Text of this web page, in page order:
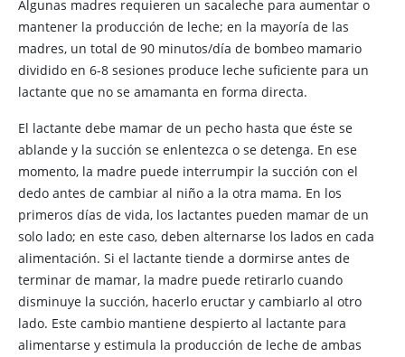
Algunas madres requieren un sacaleche para aumentar o
mantener la producción de leche; en la mayoría de las
madres, un total de 90 minutos/día de bombeo mamario
dividido en 6-8 sesiones produce leche suficiente para un
lactante que no se amamanta en forma directa.
El lactante debe mamar de un pecho hasta que éste se
ablande y la succión se enlentezca o se detenga. En ese
momento, la madre puede interrumpir la succión con el
dedo antes de cambiar al niño a la otra mama. En los
primeros días de vida, los lactantes pueden mamar de un
solo lado; en este caso, deben alternarse los lados en cada
alimentación. Si el lactante tiende a dormirse antes de
terminar de mamar, la madre puede retirarlo cuando
disminuye la succión, hacerlo eructar y cambiarlo al otro
lado. Este cambio mantiene despierto al lactante para
alimentarse y estimula la producción de leche de ambas